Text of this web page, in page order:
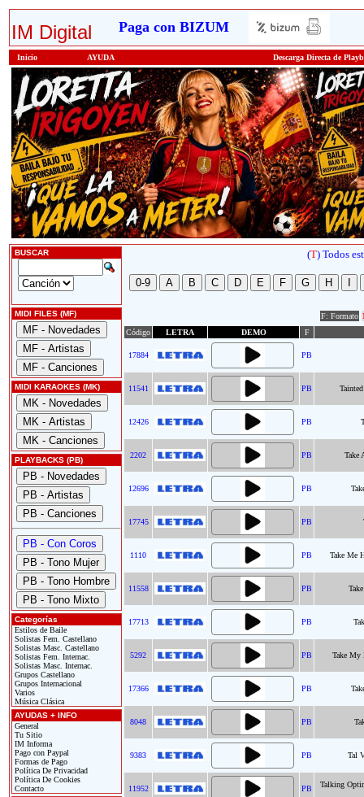
IM Digital Paga con BIZUM
Inicio AYUDA Descarga Directa de
BUSCAR
MIDI FILES (MF)
MIDI KARAOKES (MK)
PLAYBACKS (PB)
Categorías
Estilos de Baile
Solistas Fem. Castellano
Solistas Masc. Castellano
Solistas Fem. Internac.
Solistas Masc. Internac.
Grupos Castellano
Grupos Internacional
Varios
Música Clásica
AYUDAS + INFO
General
Tu Sitio
IM Informa
Pago con Paypal
Formas de Pago
Política De Privacidad
Política De Cookies
Contacto
(T)Todos
F: Formato
Código
LETRA DEMO F
17884 PB
11541 PB
12426 PB
2202 PB Take
12696 PB
17745 PB
1110 PB Take Me
11558 PB
17713 PB
5292 PB Take My
17366 PB
8048 PB
9383 PB Tal
11952 PB Talking